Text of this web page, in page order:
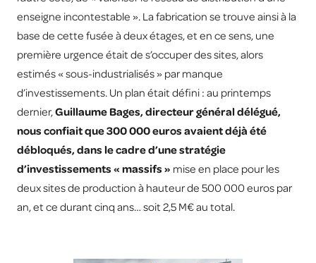
enseigne incontestable ». La fabrication se trouve ainsi à la
base de cette fusée à deux étages, et en ce sens, une
première urgence était de s’occuper des sites, alors
estimés « sous-industrialisés » par manque
d’investissements. Un plan était défini : au printemps
dernier,Guillaume Bages, directeur général délégué,
nous confiait que 300 000 euros avaient déjà été
débloqués, dans le cadre d’une stratégie
d’investissements « massifs » mise en place pour les
deux sites de production à hauteur de 500 000 euros par
an, et ce durant cinq ans… soit 2,5 M€ au total.